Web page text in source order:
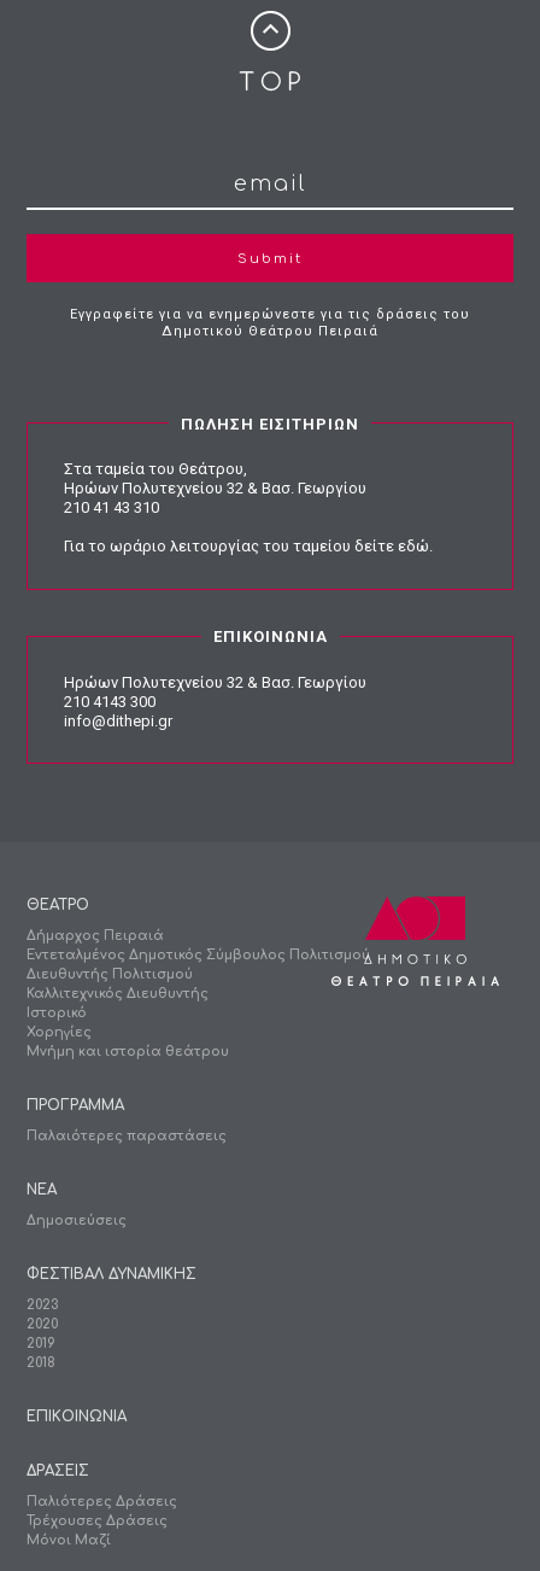
Submit
Εγγραφείτε για να ενημερώνεστε για τις δράσεις του
Δημοτικού Θεάτρου Πειραιά
ΠΩΛΗΣΗ ΕΙΣΙΤΗΡΙΩΝ
Στα ταμεία του Θεάτρου,
Ηρώων Πολυτεχνείου 32 & Βασ. Γεωργίου
210 41 43 310
Για το ωράριο λειτουργίας του ταμείουδείτε εδώ.
ΕΠΙΚΟΙΝΩΝΙΑ
Ηρώων Πολυτεχνείου 32 & Βασ. Γεωργίου
210 4143 300
info@dithepi.gr
ΘΕΑΤΡΟ
Δήμαρχος Πειραιά
Εντεταλμένος Δημοτικός Σύμβουλος Πολιτισμού
Διευθυντής Πολιτισμού
Καλλιτεχνικός Διευθυντής
Ιστορικό
Χορηγίες
Μνήμη και ιστορία θεάτρου
ΠΡΟΓΡΑΜΜΑ
Παλαιότερες παραστάσεις
ΝΕΑ
Δημοσιεύσεις
ΦΕΣΤΙΒΑΛ ΔΥΝΑΜΙΚΗΣ
2023
2020
2019
2018
ΕΠΙΚΟΙΝΩΝΙΑ
ΔΡΑΣΕΙΣ
Παλιότερες Δράσεις
Τρέχουσες Δράσεις
Μόνοι Μαζί